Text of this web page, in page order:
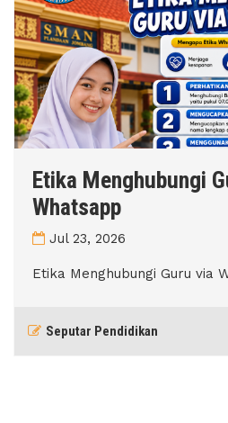
Etika Menghubungi
Whatsapp
Jul 23, 2026
Etika Menghubungi Guru via
Seputar Pendidikan